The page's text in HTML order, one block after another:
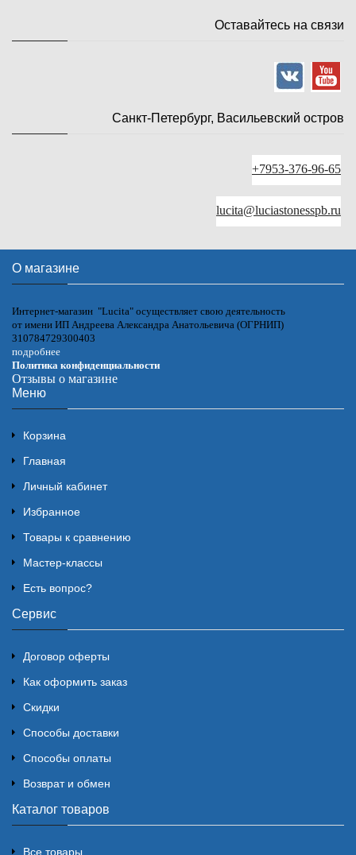
Оставайтесь на связи
Санкт-Петербург, Васильевский остров
+7953-376-96-65
lucita@luciastonesspb.ru
О магазине
Интернет-магазин "Lucita" осуществляет свою деятельность
от имени ИП Андреева Александра Анатольевича (ОГРНИП)
310784729300403
подробнее
Политика конфиденциальности
Отзывы о магазине
Меню
Корзина
Главная
Личный кабинет
Избранное
Товары к сравнению
Мастер-классы
Есть вопрос?
Сервис
Договор оферты
Как оформить заказ
Скидки
Способы доставки
Способы оплаты
Возврат и обмен
Каталог товаров
Все товары